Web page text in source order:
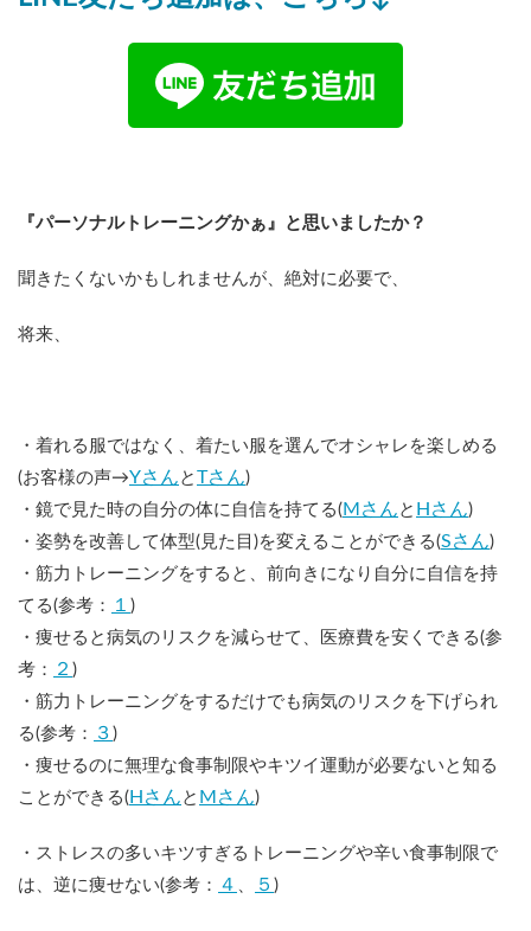
『パーソナルトレーニングかぁ』と思いましたか？
聞きたくないかもしれませんが、絶対に必要で、
将来、
・着れる服ではなく、着たい服を選んでオシャレを楽しめる
(お客様の声→Yさん と Tさん)
・鏡で見た時の自分の体に自信を持てる( Mさん と Hさん)
・姿勢を改善して体型(見た目)を変えることができる(Sさん)
・筋力トレーニングをすると、前向きになり自分に自信を持
てる(参考：
１ )
・痩せると病気のリスクを減らせて、医療費を安くできる(参
考：
２ )
・筋力トレーニングをするだけでも病気のリスクを下げられ
る(参考：
３ )
・痩せるのに無理な食事制限やキツイ運動が必要ないと知る
ことができる( Hさん と Mさん)
・ストレスの多いキツすぎるトレーニングや辛い食事制限で
は、逆に痩せない(参考： ４ ５ )